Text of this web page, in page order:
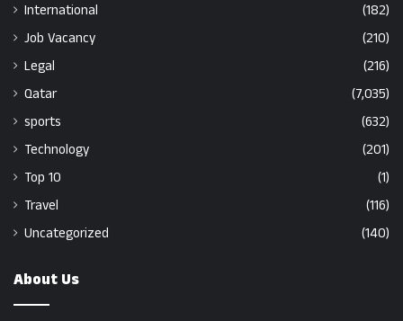
International
(182)
Job Vacancy
(210)
Legal
(216)
Qatar
(7,035)
sports
(632)
Technology
(201)
Top 10
(1)
Travel
(116)
Uncategorized
(140)
About Us